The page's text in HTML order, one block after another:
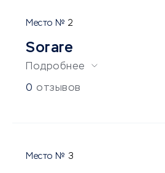
2
Sorare
Подробнее
0 отзывов
3